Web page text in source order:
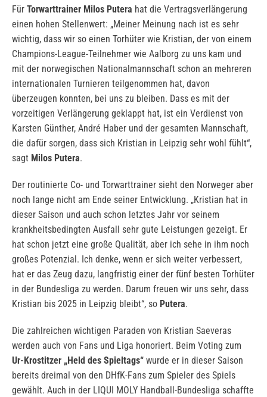
Für Torwarttrainer Milos Putera hat die Vertragsverlängerung
einen hohen Stellenwert: „Meiner Meinung nach ist es sehr
wichtig, dass wir so einen Torhüter wie Kristian, der von einem
Champions-League-Teilnehmer wie Aalborg zu uns kam und
mit der norwegischen Nationalmannschaft schon an mehreren
internationalen Turnieren teilgenommen hat, davon
überzeugen konnten, bei uns zu bleiben. Dass es mit der
vorzeitigen Verlängerung geklappt hat, ist ein Verdienst von
Karsten Günther, André Haber und der gesamten Mannschaft,
die dafür sorgen, dass sich Kristian in Leipzig sehr wohl fühlt“,
sagt Milos Putera.
Der routinierte Co- und Torwarttrainer sieht den Norweger aber
noch lange nicht am Ende seiner Entwicklung. „Kristian hat in
dieser Saison und auch schon letztes Jahr vor seinem
krankheitsbedingten Ausfall sehr gute Leistungen gezeigt. Er
hat schon jetzt eine große Qualität, aber ich sehe in ihm noch
großes Potenzial. Ich denke, wenn er sich weiter verbessert,
hat er das Zeug dazu, langfristig einer der fünf besten Torhüter
in der Bundesliga zu werden. Darum freuen wir uns sehr, dass
Kristian bis 2025 in Leipzig bleibt“, so Putera.
Die zahlreichen wichtigen Paraden von Kristian Saeveras
werden auch von Fans und Liga honoriert. Beim Voting zum
Ur-Krostitzer „Held des Spieltags“ wurde er in dieser Saison
bereits dreimal von den DHfK-Fans zum Spieler des Spiels
gewählt. Auch in der LIQUI MOLY Handball-Bundesliga schaffte